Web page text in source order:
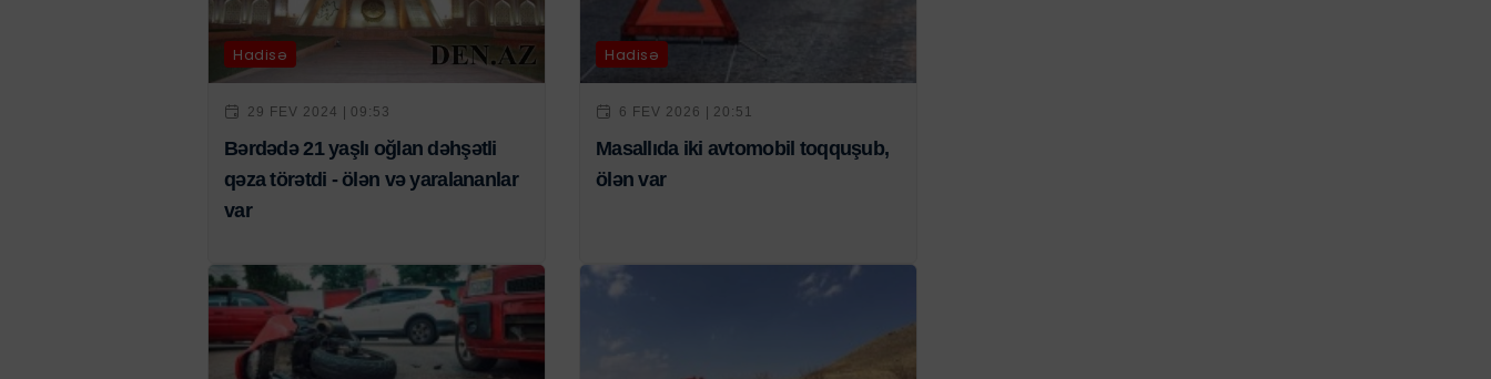
Hadisə
29 FEV 2024 | 09:53
Bərdədə 21 yaşlı oğlan dəhşətli
qəza törətdi - ölən və yaralananlar
var
Hadisə
6 FEV 2026 | 20:51
Masallıda iki avtomobil toqquşub,
ölən var